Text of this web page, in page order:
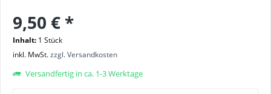
9,50 € *
Inhalt: 1 Stück
inkl. MwSt.zzgl. Versandkosten
Versandfertig in ca. 1-3 Werktage